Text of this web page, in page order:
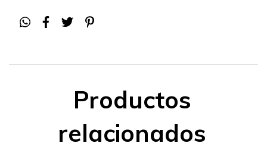
Productos
relacionados